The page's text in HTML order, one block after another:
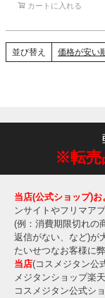
カートに入れる
並び替え 価格が安い
※転売
当店(公式ショップ)
ンサイトやフリマア
(例：消費期限切れの
返信がない、など)が
たいせつなお客様に
当店(コスメジタン公
メジタンショップ楽
コスメジタン公式シ